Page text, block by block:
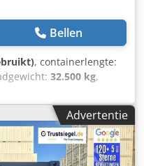
Bellen
, containerlengte:
32.500 kg,
inhoud:
Nepfx Algorf
Advertentie